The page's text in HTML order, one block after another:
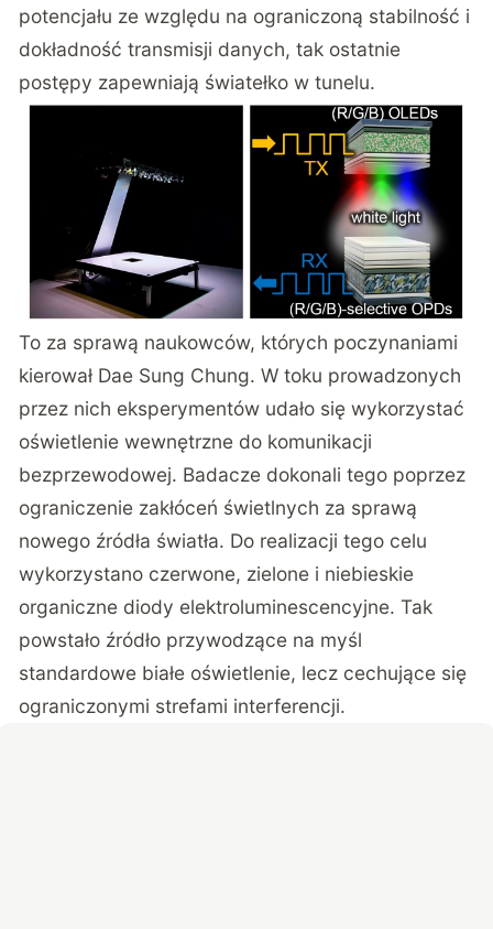
potencjału ze względu na ograniczoną stabilność i
dokładność transmisji danych, tak ostatnie
postępy zapewniają światełko w tunelu.
To za sprawą naukowców, których poczynaniami
kierował Dae Sung Chung. W toku prowadzonych
przez nich eksperymentów udało się wykorzystać
oświetlenie wewnętrzne do komunikacji
bezprzewodowej. Badacze dokonali tego poprzez
ograniczenie zakłóceń świetlnych za sprawą
nowego źródła światła. Do realizacji tego celu
wykorzystano czerwone, zielone i niebieskie
organiczne diody elektroluminescencyjne. Tak
powstało źródło przywodzące na myśl
standardowe białe oświetlenie, lecz cechujące się
ograniczonymi strefami interferencji.